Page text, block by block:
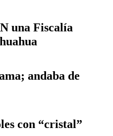
una Fiscalía
andaba de
con “cristal”